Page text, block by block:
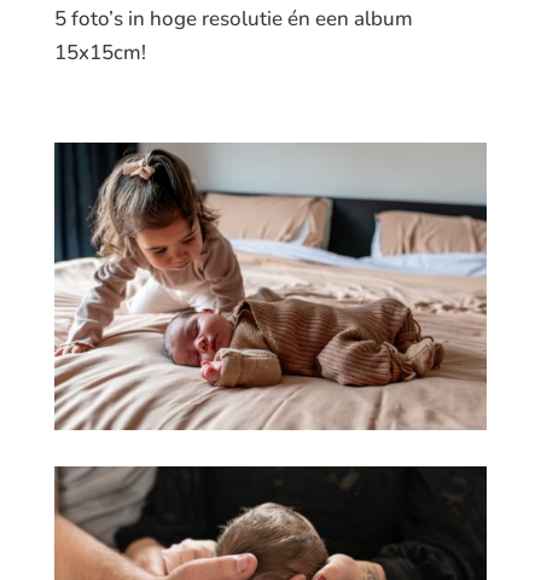
5 foto’s in hoge resolutie én een album
15x15cm!